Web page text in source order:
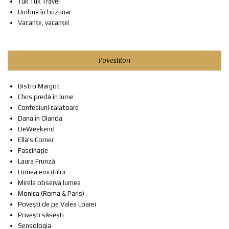
Umbria în buzunar
Vacanțe, vacanțe!
Povestitori
Bistro Margot
Chris predă în lume
Confesiuni călătoare
Dana în Olanda
DeWeekend
Ella's Corner
Fascinație
Laura Frunză
Lumea emotiilor
Mirela observă lumea
Monica (Roma & Paris)
Povești de pe Valea Loarei
Povești săsești
Sensologia